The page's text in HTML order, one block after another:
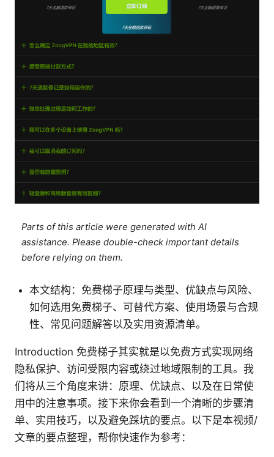
Parts of this article were generated with AI
assistance. Please double-check important details
before relying on them.
本文结构：免费梯子原理与类型、优缺点与风险、
如何选用免费梯子、可替代方案、使用场景与合规
性、常见问题解答以及实用资源清单。
Introduction 免费梯子其实就是以免费方式实现网络
隐私保护、访问受限内容或绕过地域限制的工具。我
们将从三个角度来讲：原理、优缺点、以及在日常使
用中的注意事项。接下来你会看到一个清晰的步骤清
单、实用技巧，以及避免踩坑的要点。以下是本视频/
文章的要点整理，帮你快速作为参考：